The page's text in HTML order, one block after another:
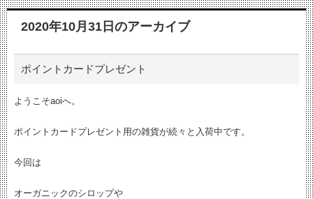
2020年10月31日 のアーカイブ
ポイントカードプレゼント
ようこそaoiへ。
ポイントカードプレゼント用の雑貨が続々と入荷中です。
今回は
オーガニックのシロップや